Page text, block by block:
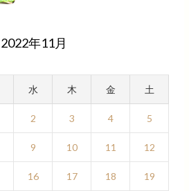
2022年11月
水 木 金 土
2 3 4 5
9 10 11 12
16 17 18 19